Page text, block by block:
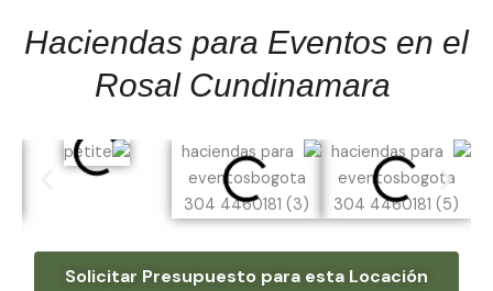
Haciendas para Eventos en el
Rosal Cundinamara
Solicitar Presupuesto para esta Locación